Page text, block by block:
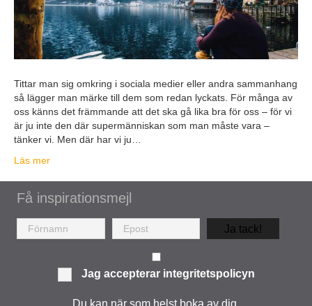
Tittar man sig omkring i sociala medier eller andra sammanhang
så lägger man märke till dem som redan lyckats. För många av
oss känns det främmande att det ska gå lika bra för oss – för vi
är ju inte den där supermänniskan som man måste vara –
tänker vi. Men där har vi ju…
Läs mer
Få inspirationsmejl
Ja tack!
Jag accepterar integritetspolicyn